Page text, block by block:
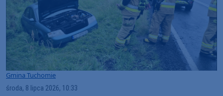
Gmina Tuchomie
środa, 8 lipca 2026, 10:33